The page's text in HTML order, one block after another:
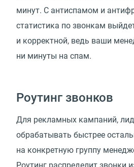
минут. С антиспамом и
статистика по звонкам
и корректной, ведь ваши
ни минуты на спам.
Роутинг звонков
Для рекламных кампаний,
обрабатывать быстрее
на конкретную группу